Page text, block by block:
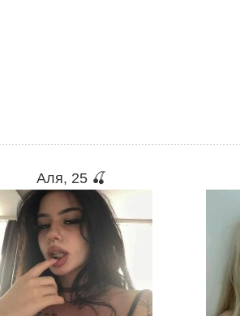
Аля, 25 🍒